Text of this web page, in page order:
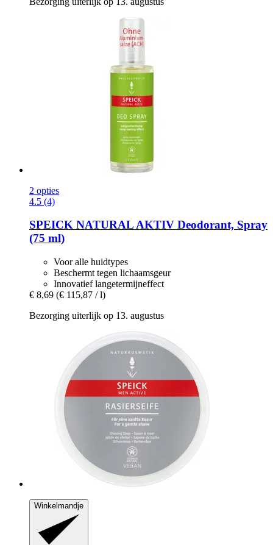
2 opties
4.5 (4)
SPEICK NATURAL AKTIV Deodorant, Spray
(75 ml)
Voor alle huidtypes
Beschermt tegen lichaamsgeur
Innovatief langetermijneffect
€ 8,69 (€ 115,87 / l)
Bezorging uiterlijk op 13. augustus
Winkelmandje